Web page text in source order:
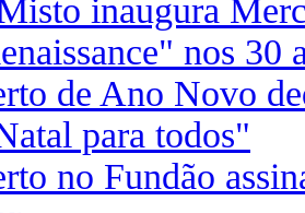
inaugura
nos 30
de Ano Novo
para todos"
no Fundão